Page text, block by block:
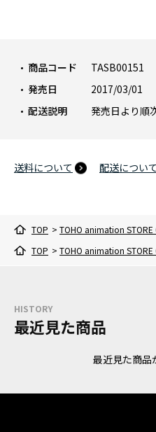
商品コード
TASB00151
発売日
2017/03/01
配送説明
発売日より順
送料について 配送について
TOP > TOHO animation STORE
TOP > TOHO animation STORE
HISTORY
最近見た商品
最近見た商品